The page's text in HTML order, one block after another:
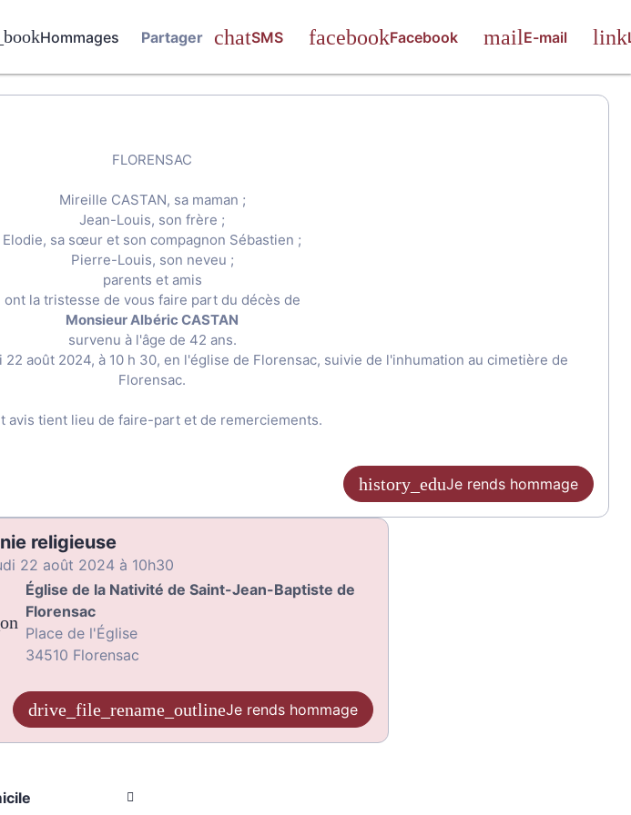
Hommages Partager SMS Facebook E-mail
FLORENSAC
Mireille CASTAN, sa maman ;
Jean-Louis, son frère ;
Elodie, sa sœur et son compagnon Sébastien ;
Pierre-Louis, son neveu ;
parents et amis
ont la tristesse de vous faire part du décès de
Monsieur Albéric CASTAN
survenu à l'âge de 42 ans.
août 2024, à 10 h 30, en l'église de Florensac, suivie de l'inhumation au cimetière de
Florensac.
avis tient lieu de faire-part et de remerciements.
Je rends hommage
religieuse
22 août 2024 à 10h30
Église de la Nativité de Saint-Jean-Baptiste de
Florensac
Place de l'Église
34510 Florensac
Je rends hommage